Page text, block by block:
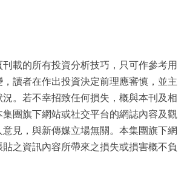
載的所有投資分析技巧，只可作參考用
讀者在作出投資決定前理應審慎，並主
。若不幸招致任何損失，概與本刊及相
團旗下網站或社交平台的網誌內容及觀
見，與新傳媒立場無關。本集團旗下網
之資訊內容所帶來之損失或損害概不負